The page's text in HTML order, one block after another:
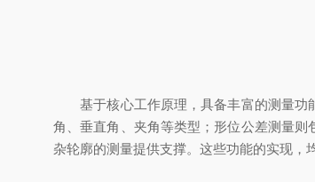
基于核心工作原理，具备丰富的测量功能
角、垂直角、夹角等类型；形位公差测量
杂轮廓的测量提供支撑。这些功能的实现，